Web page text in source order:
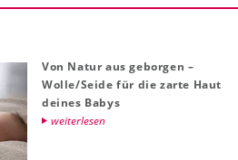
Von Natur aus ge­bor­gen –
Wolle/Seide für die zarte Haut
dei­nes Babys
wei­ter­le­sen